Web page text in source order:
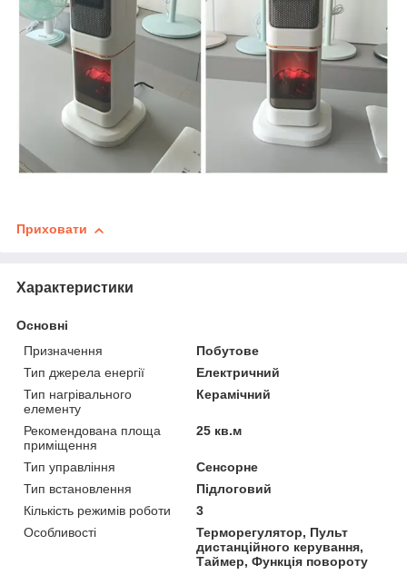
Приховати
Характеристики
Основні
Призначення
Побутове
Тип джерела енергії
Електричний
Тип нагрівального
елементу
Керамічний
Рекомендована площа
приміщення
25 кв.м
Тип управління
Сенсорне
Тип встановлення
Підлоговий
Кількість режимів роботи
3
Особливості
Терморегулятор, Пульт
дистанційного керування,
Таймер, Функція повороту